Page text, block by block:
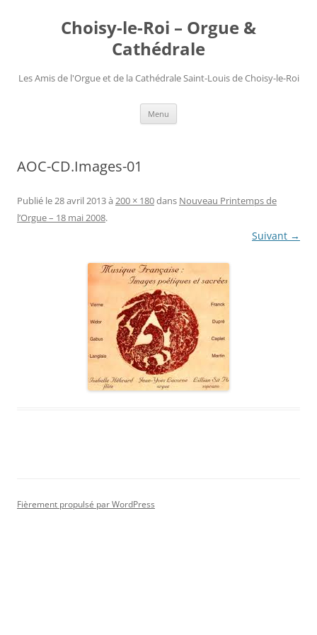
Choisy-le-Roi – Orgue &
Cathédrale
Les Amis de l'Orgue et de la Cathédrale Saint-Louis de Choisy-le-Roi
Menu
AOC-CD.Images-01
Publié le28 avril 2013à 200 × 180dans Nouveau Printemps de
l’Orgue – 18 mai 2008.
Suivant →
Fièrement propulsé par WordPress